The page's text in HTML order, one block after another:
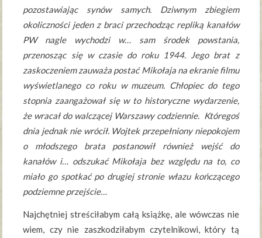
pozostawiając synów samych. Dziwnym zbiegiem
okoliczności jeden z braci przechodząc repliką kanałów
PW nagle wychodzi w… sam środek powstania,
przenosząc się w czasie do roku 1944. Jego brat z
zaskoczeniem zauważa postać Mikołaja na ekranie filmu
wyświetlanego co roku w muzeum. Chłopiec do tego
stopnia zaangażował się w to historyczne wydarzenie,
że wracał do walczącej Warszawy codziennie. Któregoś
dnia jednak nie wrócił. Wojtek przepełniony niepokojem
o młodszego brata postanowił również wejść do
kanałów i… odszukać Mikołaja bez względu na to, co
miało go spotkać po drugiej stronie włazu kończącego
podziemne przejście…
Najchętniej streściłabym całą książkę, ale wówczas nie
wiem, czy nie zaszkodziłabym czytelnikowi, który tą